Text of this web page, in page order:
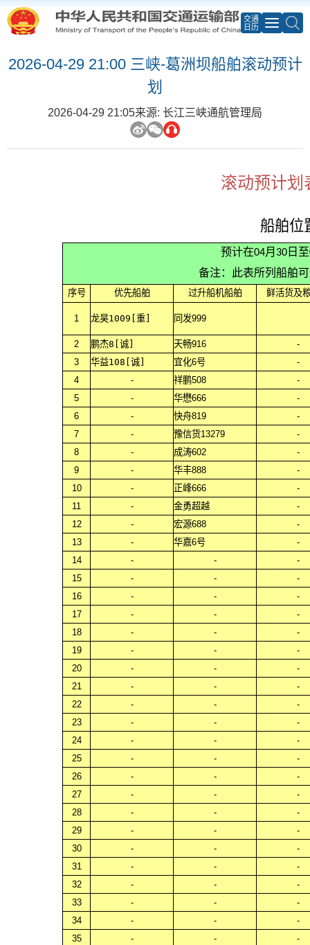
交通
日历
2026-04-29 21:00 三峡-葛洲坝船舶滚动预计
划
2026-04-29 21:05来源: 长江三峡通航管理局
滚动预计划
船舶位
预计在04月30日
备注：此表所列船舶
序号 优先船舶 过升船机船舶 鲜活货及
1 龙昊1009[重] 同发999
2 鹏杰8[诚] 天畅916
-
3
华益108[诚] 宜化6号
-
4
- 祥鹏508
-
5
- 华懋666
-
6
- 快舟819
-
7
- 豫信货13279
-
8
- 成涛602
-
9
- 华丰888
-
10
- 正峰666
-
11
- 金勇超越
-
12
- 宏源688
-
13
- 华嘉6号
-
14
- -
-
15
- -
-
16
- -
-
17
- -
-
18
- -
-
19
- -
-
20
- -
-
21
- -
-
22
- -
-
23
- -
-
24
- -
-
25
- -
-
26
- -
-
27
- -
-
28
- -
-
29
- -
-
30
- -
-
31
- -
-
32
- -
-
33
- -
-
34
- -
-
35
- -
-